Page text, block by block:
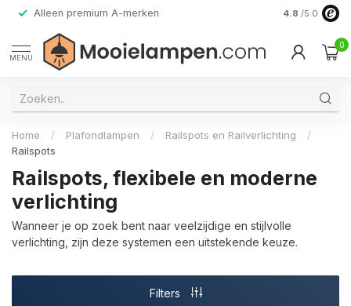
Alleen premium A-merken 4.8 /5.0
MENU
0
Home / Plafondlampen / Railspots en Railverlichting
/
Railspots
Railspots, flexibele en moderne
verlichting
Wanneer je op zoek bent naar veelzijdige en stijlvolle
verlichting, zijn deze systemen een uitstekende keuze.
Filters